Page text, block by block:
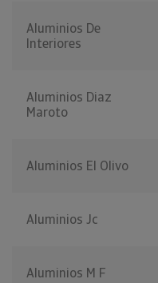
Aluminios De
Interiores
Aluminios Diaz
Maroto
Aluminios El Olivo
Aluminios Jc
Aluminios M F